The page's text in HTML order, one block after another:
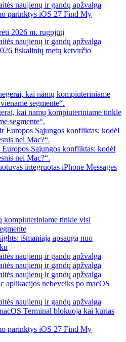
naujienų ir gandų apžvalga
parinktys iOS 27 Find My
2026 m. rugpjūtį
naujienų ir gandų apžvalga
fiskalinių metų ketvirčio
kai namų kompiuteriniame
segmente“.
kai namų kompiuteriniame tinkle
segmente“.
Europos Sąjungos konfliktas: kodėl
nei Mac?“.
Sąjungos konfliktas: kodėl
nei Mac?“.
integruotas iPhone Messages
kompiuteriniame tinkle visi
išmaniąją apsaugą nuo
naujienų ir gandų apžvalga
naujienų ir gandų apžvalga
naujienų ir gandų apžvalga
aplikacijos nebeveiks po macOS
naujienų ir gandų apžvalga
Terminal blokuoja kai kurias
parinktys iOS 27 Find My